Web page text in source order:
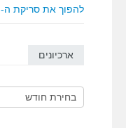
להפוך את סריקת ה-MRI לקונצרט של מוזיקה קלאסית
ארכיונים
ארכיונים